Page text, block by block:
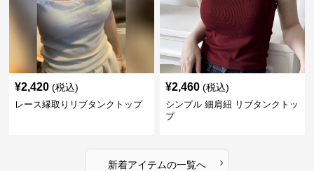
¥2,420 (税込)
レース縁取りリブタンクトップ
¥2,460 (税込)
シンプル 細肩紐 リブタンクトッ
プ
新着アイテムの一覧へ ›